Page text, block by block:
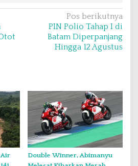
Pos berikutnya
PIN Polio Tahap I di
Batam Diperpanjang
Hingga 12 Agustus
Air
Double Winner, Abimanyu